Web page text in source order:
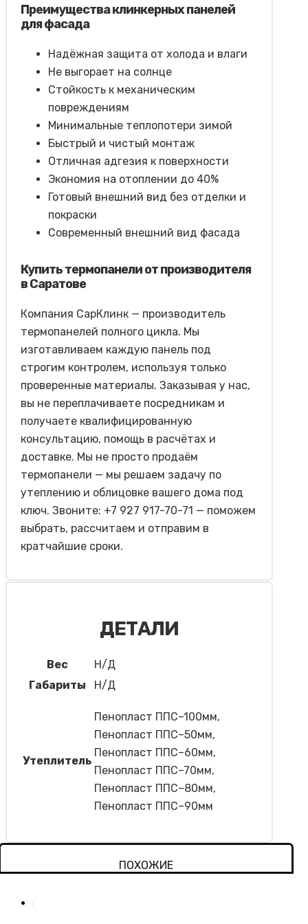
Преимущества клинкерных панелей
для фасада
Надёжная защита от холода и влаги
Не выгорает на солнце
Стойкость к механическим
повреждениям
Минимальные теплопотери зимой
Быстрый и чистый монтаж
Отличная адгезия к поверхности
Экономия на отоплении до 40%
Готовый внешний вид без отделки и
покраски
Современный внешний вид фасада
Купить термопанели от производителя
в Саратове
Компания СарКлинк — производитель
термопанелей полного цикла. Мы
изготавливаем каждую панель под
строгим контролем, используя только
проверенные материалы. Заказывая у нас,
вы не переплачиваете посредникам и
получаете квалифицированную
консультацию, помощь в расчётах и
доставке. Мы не просто продаём
термопанели — мы решаем задачу по
утеплению и облицовке вашего дома под
ключ. Звоните: +7 927 917-70-71 — поможем
выбрать, рассчитаем и отправим в
кратчайшие сроки.
ДЕТАЛИ
Вес
Н/Д
Габариты
Н/Д
Утеплитель
Пенопласт ППС–100мм,
Пенопласт ППС–50мм,
Пенопласт ППС–60мм,
Пенопласт ППС–70мм,
Пенопласт ППС–80мм,
Пенопласт ППС–90мм
ПОХОЖИЕ